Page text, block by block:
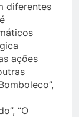
diferentes
ações
“O